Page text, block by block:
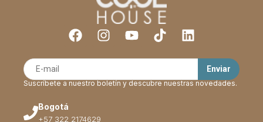
Bogotá
+57 322 2174629
Suscríbete a nuestro boletín y descubre nuestras novedades.